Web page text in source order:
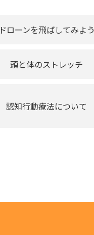
ドローンを飛ばしてみよう
頭と体のストレッチ
認知行動療法について